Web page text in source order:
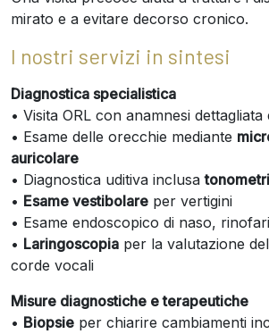
mirato e a evitare decorso cronico.
I nostri servizi in sintesi
Diagnostica specialistica
• Visita ORL con anamnesi dettagliata
• Esame delle orecchie mediante
auricolare
• Diagnostica uditiva inclusa
• Esame vestibolare per vertigini
• Esame endoscopico di naso,
• Laringoscopia per la valutazione
corde vocali
Misure diagnostiche e terapeutiche
• Biopsie per chiarire cambiamenti